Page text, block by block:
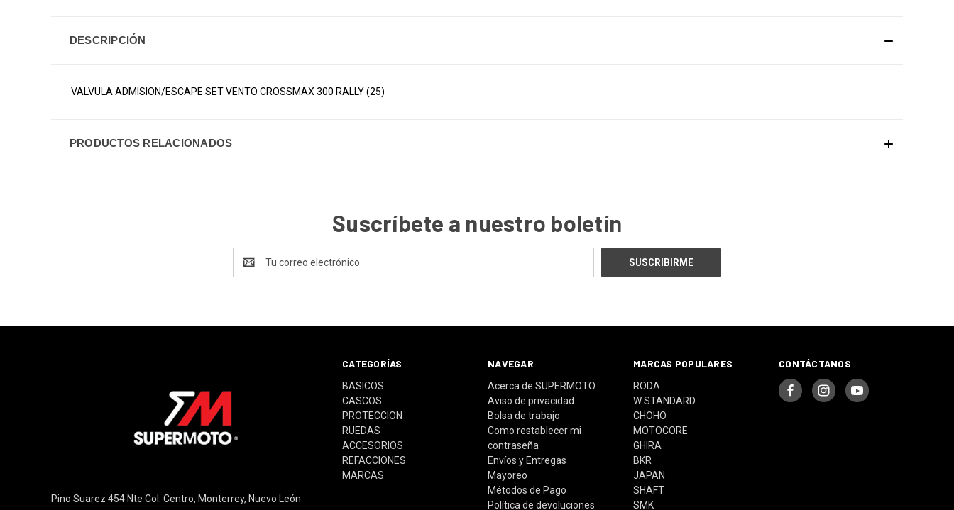
DESCRIPCIÓN
VALVULA ADMISION/ESCAPE SET VENTO CROSSMAX 300 RALLY (25)
PRODUCTOS RELACIONADOS
Suscríbete a nuestro boletín
Dirección
de
CATEGORÍAS
BASICOS
CASCOS
PROTECCION
RUEDAS
ACCESORIOS
REFACCIONES
MARCAS
NAVEGAR
Acerca de SUPERMOTO
Aviso de privacidad
Bolsa de trabajo
Como restablecer mi
contraseña
Envíos y Entregas
Mayoreo
Métodos de Pago
Política de devoluciones
MARCAS POPULARES
RODA
W STANDARD
CHOHO
MOTOCORE
GHIRA
BKR
JAPAN
SHAFT
SMK
CONTÁCTANOS
Pino Suarez 454 Nte Col. Centro, Monterrey, Nuevo León